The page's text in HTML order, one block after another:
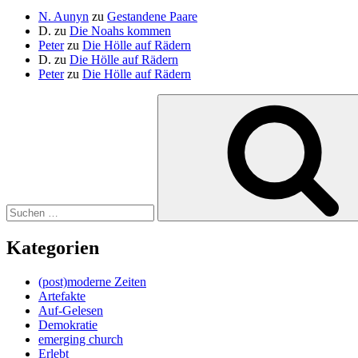
N. Aunyn zu Gestandene Paare
D. zu Die Noahs kommen
Peterzu Die Hölle auf Rädern
D. zu Die Hölle auf Rädern
Peterzu Die Hölle auf Rädern
Kategorien
(post)moderne Zeiten
Artefakte
Auf-Gelesen
Demokratie
emerging church
Erlebt